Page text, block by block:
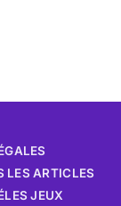
LES ARTICLES
LES JEUX